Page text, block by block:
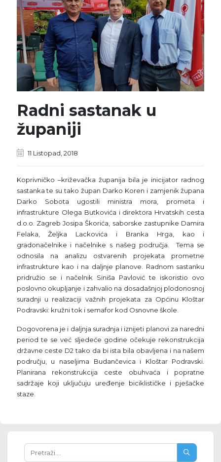
Radni sastanak u
županiji
11 Listopad, 2018
Koprivničko –križevačka županija bila je inicijator radnog
sastanka te su tako župan Darko Koren i zamjenik župana
Darko Sobota ugostili ministra mora, prometa i
infrastrukture Olega Butkovića i direktora Hrvatskih cesta
d.o.o. Zagreb Josipa Škorića, saborske zastupnike Damira
Felaka, Željka Lackovića i Branka Hrga, kao i
gradonačelnike i načelnike s našeg područja. Tema se
odnosila na analizu ostvarenih projekata prometne
infrastrukture kao i na daljnje planove. Radnom sastanku
pridružio se i načelnik Siniša Pavlović te iskoristio ovo
poslovno okupljanje i zahvalio na dosadašnjoj plodonosnoj
suradnji u realizaciji važnih projekata za Općinu Kloštar
Podravski: kružni tok i semafor kod Osnovne škole.
Dogovorena je i daljnja suradnja i iznijeti planovi za naredni
period te se već sljedeće godine očekuje rekonstrukcija
državne ceste D2 tako da bi ista bila obavljena i na našem
području, u naseljima Budančevica i Kloštar Podravski.
Planirana rekonstrukcija ceste obuhvaća i popratne
sadržaje koji uključuju uređenje biciklističke i pješačke
staze.